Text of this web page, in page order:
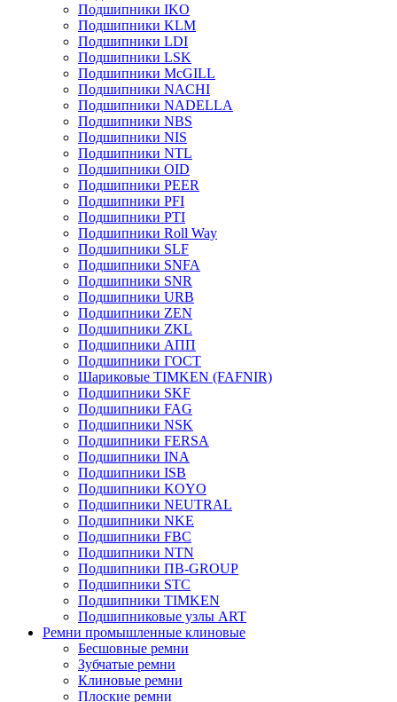
Подшипники IKO
Подшипники KLM
Подшипники LDI
Подшипники LSK
Подшипники McGILL
Подшипники NACHI
Подшипники NADELLA
Подшипники NBS
Подшипники NIS
Подшипники NTL
Подшипники OID
Подшипники PEER
Подшипники PFI
Подшипники PTI
Подшипники Roll Way
Подшипники SLF
Подшипники SNFA
Подшипники SNR
Подшипники URB
Подшипники ZEN
Подшипники ZKL
Подшипники АПП
Подшипники ГОСТ
Шариковые ТІMKEN (FAFNIR)
Подшипники SKF
Подшипники FAG
Подшипники NSK
Подшипники FERSA
Подшипники INA
Подшипники ISB
Подшипники KOYO
Подшипники NEUTRAL
Подшипники NKE
Подшипники FBC
Подшипники NTN
Подшипники ПВ-GROUP
Подшипники STC
Подшипники TIMKEN
Подшипниковые узлы ART
Ремни промышленные клиновые
Бесшовные ремни
Зубчатые ремни
Клиновые ремни
Плоские ремни